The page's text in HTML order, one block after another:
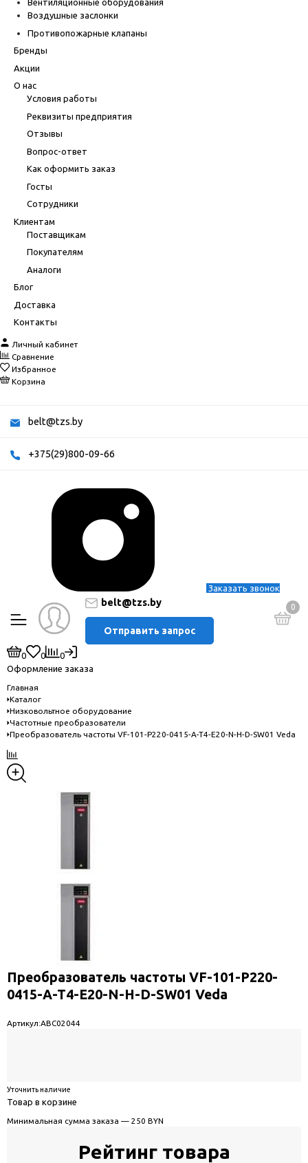
Вентиляционные оборудования
Воздушные заслонки
Противопожарные клапаны
Бренды
Акции
О нас
Условия работы
Реквизиты предприятия
Отзывы
Вопрос-ответ
Как оформить заказ
Госты
Сотрудники
Клиентам
Поставщикам
Покупателям
Аналоги
Блог
Доставка
Контакты
Личный кабинет
Сравнение
Избранное
Корзина
belt@tzs.by
+375(29)800-09-66
Заказать звонок
belt@tzs.by
Отправить запрос
0
0 0
0
Оформление заказа
Главная
Каталог
Низковольтное оборудование
Частотные преобразователи
Преобразователь частоты VF-101-P220-0415-A-T4-E20-N-H-D-SW01 Veda
Преобразователь частоты VF-101-P220-
0415-A-T4-E20-N-H-D-SW01 Veda
Артикул:ABC02044
Уточнить наличие
Товар в корзине
Минимальная сумма заказа — 250 BYN
Рейтинг товара